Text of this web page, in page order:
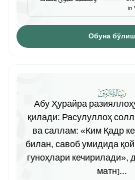
in
Обуна бўлиш
Абу Ҳурайра
қилади: Расулуллоҳ
ва саллам: «Ким Қадр
билан, савоб умидида
гуноҳлари кечирилади»,
матн]...